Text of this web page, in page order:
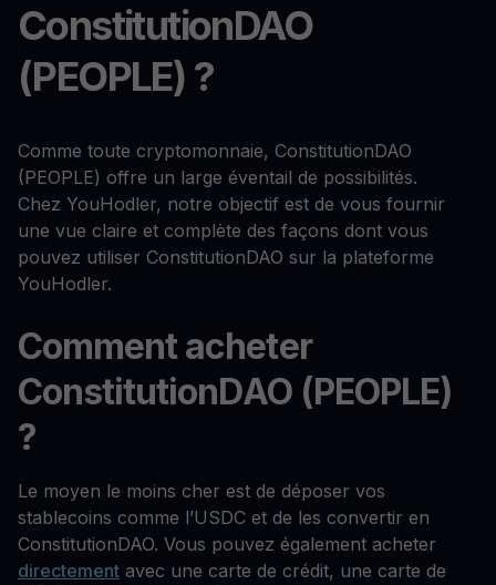
ConstitutionDAO
(PEOPLE) ?
Comme toute cryptomonnaie, ConstitutionDAO
(PEOPLE) offre un large éventail de possibilités.
Chez YouHodler, notre objectif est de vous fournir
une vue claire et complète des façons dont vous
pouvez utiliser ConstitutionDAO sur la plateforme
YouHodler.
Comment acheter
ConstitutionDAO (PEOPLE)
?
Le moyen le moins cher est de déposer vos
stablecoins comme l’USDC et de les convertir en
ConstitutionDAO. Vous pouvez également acheter
directement avec une carte de crédit, une carte de